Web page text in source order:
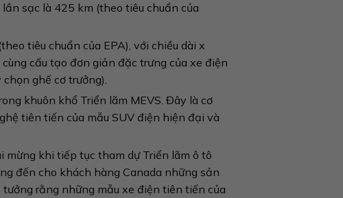
sạc là 425 km (theo tiêu chuẩn của
tiêu chuẩn của EPA), với chiều dài x
cấu tạo đơn giản đặc trưng của xe điện
ghế cơ trưởng).
khuôn khổ Triển lãm MEVS. Đây là cơ
tiên tiến của mẫu SUV điện hiện đại và
mừng khi tiếp tục tham dự Triển lãm ô tô
đến cho khách hàng Canada những sản
rằng những mẫu xe điện tiên tiến của